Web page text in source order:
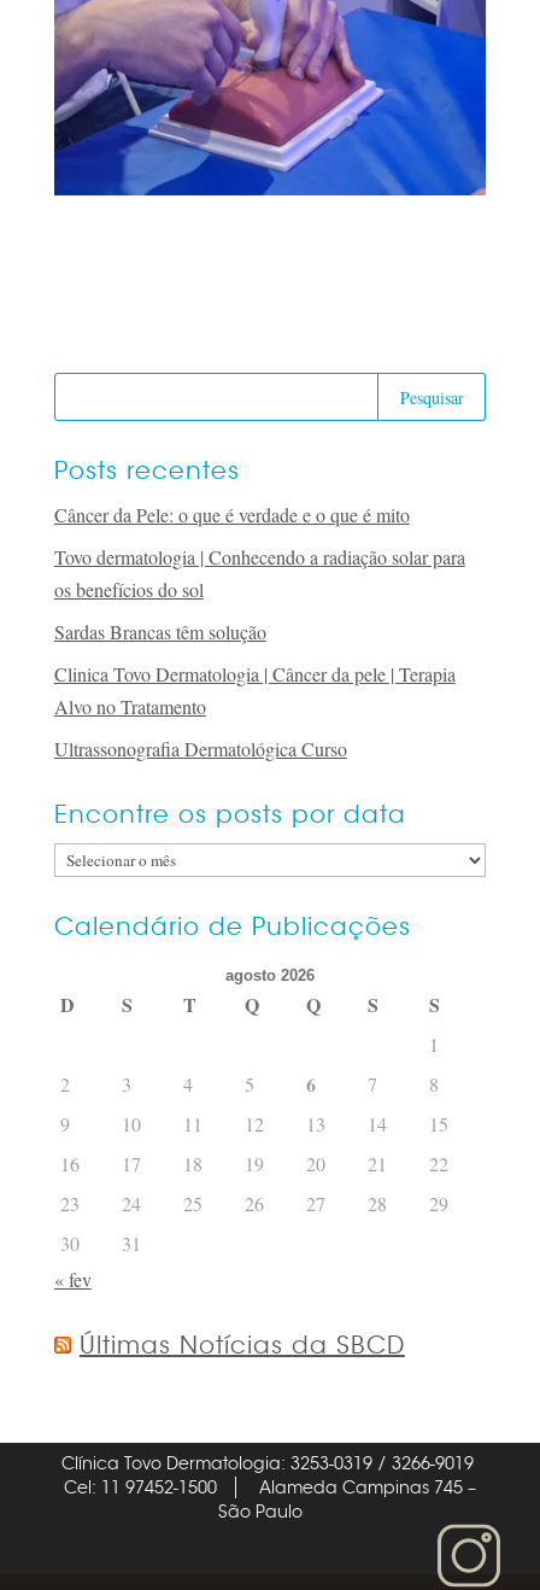
Posts recentes
Câncer da Pele: o que é verdade e o que é mito
Tovo dermatologia | Conhecendo a radiação solar para
os benefícios do sol
Sardas Brancas têm solução
Clinica Tovo Dermatologia | Câncer da pele | Terapia
Alvo no Tratamento
Ultrassonografia Dermatológica Curso
Encontre os posts por data
Encontre
posts
Calendário de Publicações
agosto 2026
D S T Q Q S S
1
2
3 4 5 6 7
8
9
10 11 12 13 14
15
16
17 18 19 20 21
22
23
24 25 26 27 28
29
30
31
« fev
Últimas Notícias da SBCD
Clínica Tovo Dermatologia: 3253-0319 / 3266-9019
Cel: 11 97452-1500
Alameda Campinas 745 –
São Paulo